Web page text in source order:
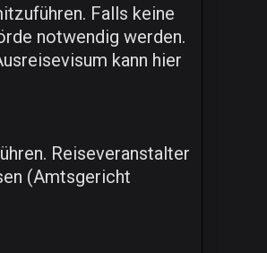
Falls keine
notwendig werden.
kann hier
Reiseveranstalter
(Amtsgericht